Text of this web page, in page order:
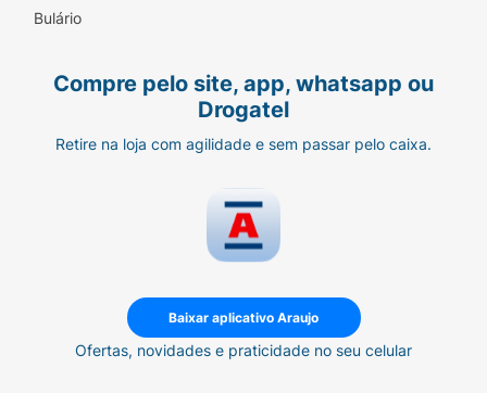
Bulário
Compre pelo site, app, whatsapp ou
Drogatel
Retire na loja com agilidade e sem passar pelo caixa.
Baixar aplicativo Araujo
Ofertas, novidades e praticidade no seu celular